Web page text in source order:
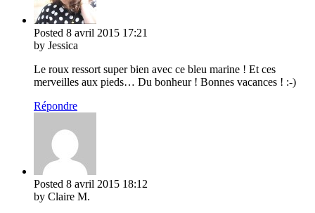
Posted 8 avril 2015 17:21
by Jessica
Le roux ressort super bien avec ce bleu marine ! Et ces
merveilles aux pieds… Du bonheur ! Bonnes vacances ! :-)
Répondre
Posted 8 avril 2015 18:12
by Claire M.